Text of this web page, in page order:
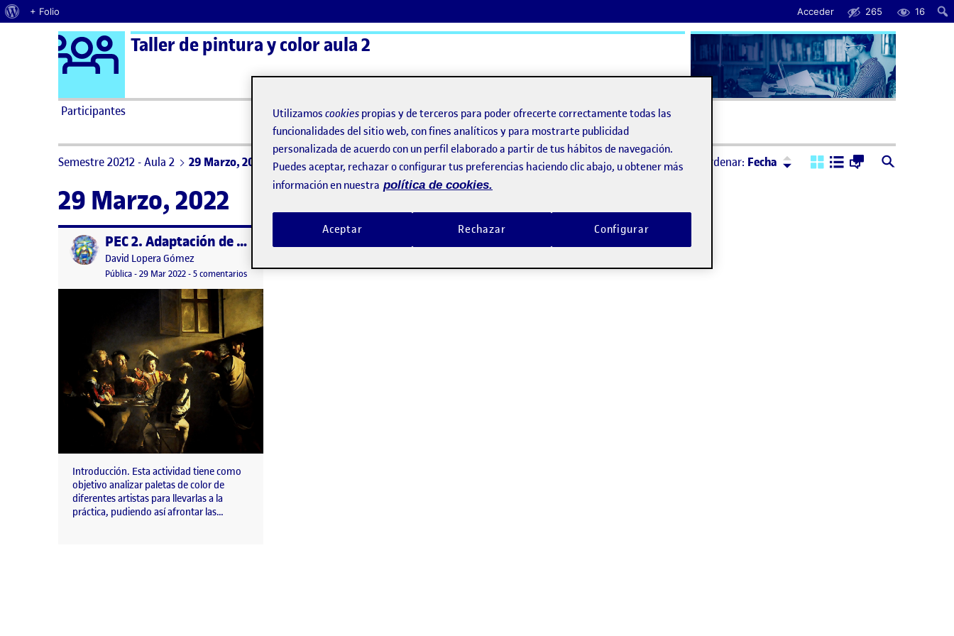
Acerca de WordPress
+ Folio Acceder 265 16
Saltar al contenido Logo Ágora
Taller de pintura y color aula 2
Participantes ActiFolios Ayuda
Semestre 20212 - Aula 2 29 Marzo, 2022 Ordenar: Fecha Ordenar:Descendente
29 Marzo, 2022
Publicado por PEC 2. Adaptación de una paleta. Entrega final. Apartados 1, 2 y 3
Publicado por
David Lopera Gómez
Visibilidad:
Pública-Fecha de publicación
29 Mar 20224 abril, 2022 3:02 pm
-5 comentariosen PEC 2. Adaptación de una paleta. Entrega final. Apartados 1, 2 y 3
Introducción. Esta actividad tiene como
objetivo analizar paletas de color de
diferentes artistas para llevarlas a la
práctica, pudiendo así afrontar las…
Utilizamos cookies propias y de terceros para poder ofrecerte correctamente todas las
funcionalidades del sitio web, con fines analíticos y para mostrarte publicidad
personalizada de acuerdo con un perfil elaborado a partir de tus hábitos de navegación.
Puedes aceptar, rechazar o configurar tus preferencias haciendo clic abajo, u obtener más
información en nuestra política de cookies.
Rechazar
Aceptar Configurar